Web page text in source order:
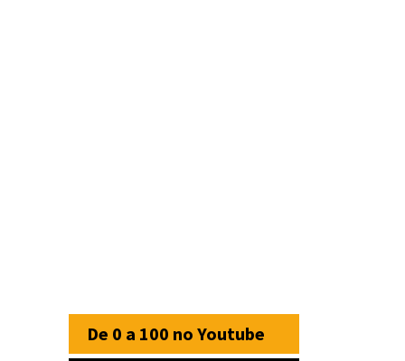
De 0 a 100 no Youtube